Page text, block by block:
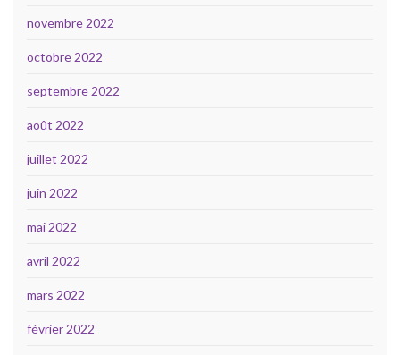
novembre 2022
octobre 2022
septembre 2022
août 2022
juillet 2022
juin 2022
mai 2022
avril 2022
mars 2022
février 2022